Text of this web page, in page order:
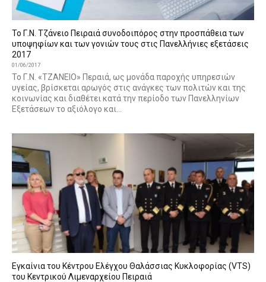
Το Γ.Ν. Τζάνειο Πειραιά συνοδοιπόρος στην προσπάθεια των
υποψηφίων και των γονιών τους στις Πανελλήνιες εξετάσεις
2017
01/06/2017
Το Γ.Ν. «ΤΖΑΝΕΙΟ» Περαιά, ως μονάδα παροχής υπηρεσιών
υγείας, βρίσκεται αρωγός στις ανάγκες των πολιτών και της
κοινωνίας και διαθέτει κατά την περίοδο των Πανελληνίων
Εξετάσεων το αξιόλογο και...
Εγκαίνια του Κέντρου Ελέγχου Θαλάσσιας Κυκλοφορίας (VTS)
του Κεντρικού Λιμεναρχείου Πειραιά